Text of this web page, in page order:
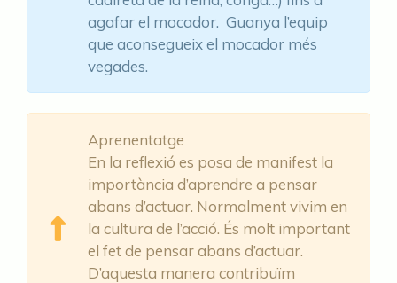
agafar el mocador. Guanya l’equip
que aconsegueix el mocador més
vegades.
Aprenentatge
En la reflexió es posa de manifest la
importància d’aprendre a pensar
abans d’actuar. Normalment vivim en
la cultura de l’acció. És molt important
el fet de pensar abans d’actuar.
D’aquesta manera contribuïm